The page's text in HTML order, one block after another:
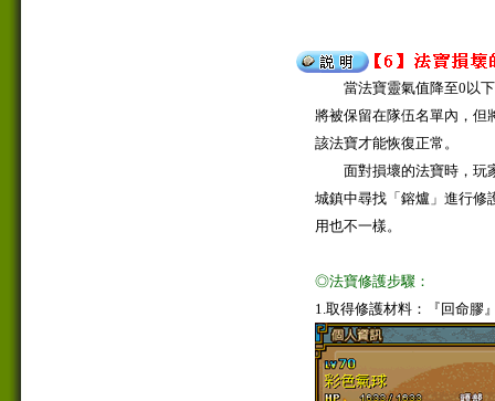
當法寶靈氣值降至0以下
將被保留在隊伍名單內，但
該法寶才能恢復正常。
面對損壞的法寶時，玩家
城鎮中尋找「鎔爐」進行修
用也不一樣。
◎法寶修護步驟：
1.取得修護材料：『回命膠